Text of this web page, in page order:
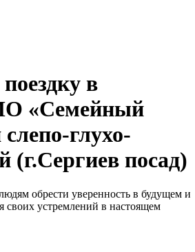
в
«Семейный
глухо-
(г.Сергиев посад)
обрести уверенность в будущем и
своих устремлений в настоящем